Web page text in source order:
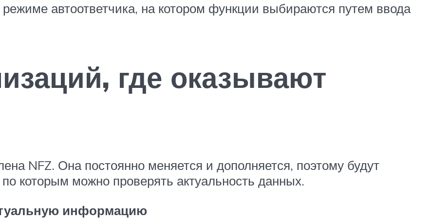
автоответчика, на котором функции выбираются путем ввода
где оказывают
NFZ. Она постоянно меняется и дополняется, поэтому будут
которым можно проверять актуальность данных.
информацию